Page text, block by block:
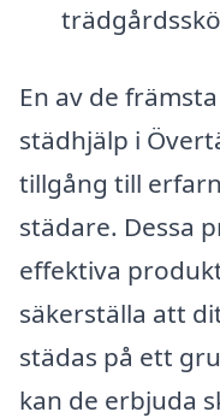
En av de
städhjälp i
tillgång till
städare. Dessa
effektiva
säkerställa att
städas på ett
kan de erbjuda